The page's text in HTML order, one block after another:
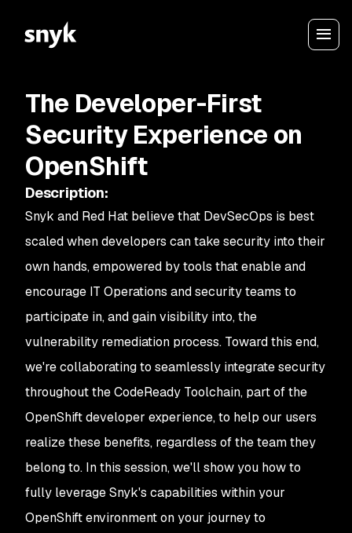
The Developer-First
Security Experience on
OpenShift
Description:
Snyk and Red Hat believe that DevSecOps is best
scaled when developers can take security into their
own hands, empowered by tools that enable and
encourage IT Operations and security teams to
participate in, and gain visibility into, the
vulnerability remediation process. Toward this end,
we're collaborating to seamlessly integrate security
throughout the CodeReady Toolchain, part of the
OpenShift developer experience, to help our users
realize these benefits, regardless of the team they
belong to. In this session, we'll show you how to
fully leverage Snyk's capabilities within your
OpenShift environment on your journey to